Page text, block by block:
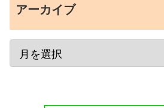
アーカイブ